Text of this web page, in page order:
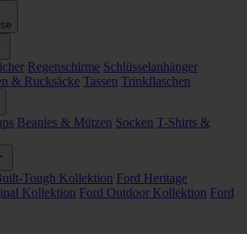
Regenschirme Schlüsselanhänger
& Rucksäcke Tassen Trinkflaschen
Beanies & Mützen Socken T-Shirts &
Tough Kollektion Ford Heritage
Kollektion Ford Outdoor Kollektion Ford